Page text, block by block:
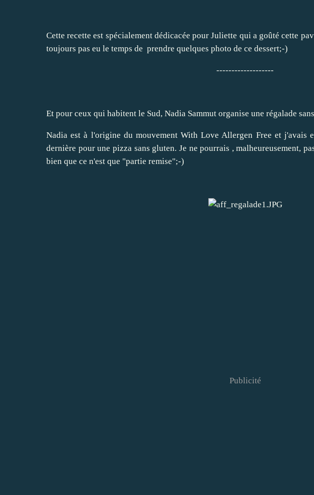
Cette recette est spécialement dédicacée pour Juliette qui a goûté cette
toujours pas eu le temps de prendre quelques photo de ce dessert;-)
-------------------
Et pour ceux qui habitent le Sud, Nadia Sammut organise une régalade
Nadia est à l'origine du mouvement With Love Allergen Free et j'avais
dernière pour une pizza sans gluten. Je ne pourrais , malheureusement,
bien que ce n'est que "partie remise";-)
Publicité